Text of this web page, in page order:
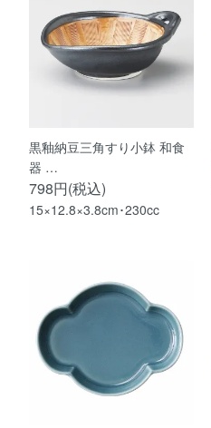
黒釉納豆三角すり小鉢 和食
器 …
798円(税込)
15×12.8×3.8cm･230cc